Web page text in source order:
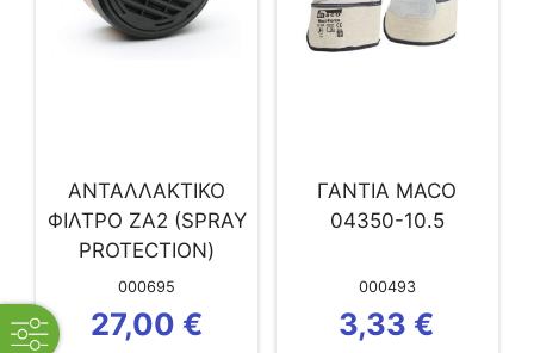
ΑΝΤΑΛΛΑΚΤΙΚΟ
ΦΙΛΤΡΟ ΖΑ2 (SPRAY
PROTECTION)
KASCO
000695
27,00 €
ΓΑΝΤΙΑ MACO
04350-10.5
000493
3,33 €
open